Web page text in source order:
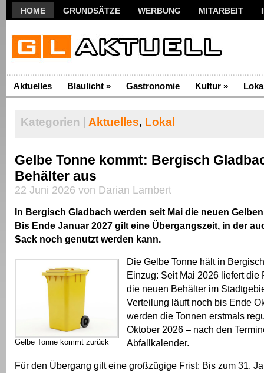
HOME GRUNDSÄTZE WERBUNG MITARBEIT
Aktuelles Blaulicht » Gastronomie Kultur »
Kategorien | Aktuelles, Lokal
Gelbe Tonne kommt: Bergisch
Behälter aus
22 Juni 2026 von Darian Lambert
In Bergisch Gladbach werden seit Mai die neuen
Bis Ende Januar 2027 gilt eine Übergangszeit, in der
Sack noch genutzt werden kann.
Gelbe Tonne kommt zurück
Die Gelbe Tonne hält in
Einzug: Seit Mai 2026 liefert die
die neuen Behälter im
Verteilung läuft noch bis Ende
werden die Tonnen erstmals
Oktober 2026 – nach den
Abfallkalender.
Für den Übergang gilt eine großzügige Frist: Bis zum 31.